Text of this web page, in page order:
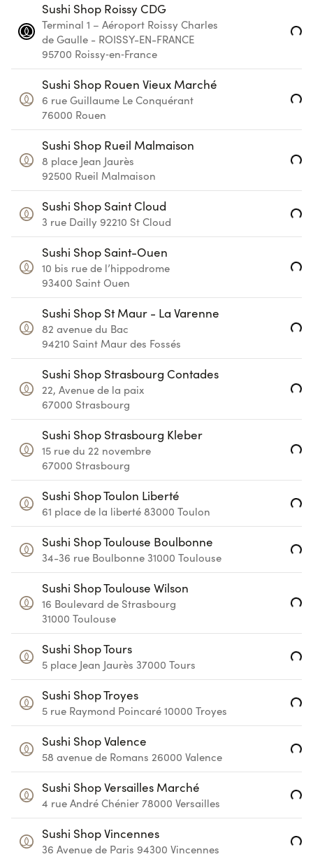
Sushi Shop Roissy CDG
Terminal 1 – Aéroport Roissy Charles
de Gaulle - ROISSY-EN-FRANCE
95700 Roissy‑en‑France Loading...
Sushi Shop Rouen Vieux Marché
6 rue Guillaume Le Conquérant
76000 Rouen Loading...
Sushi Shop Rueil Malmaison
8 place Jean Jaurès
92500 Rueil Malmaison Loading...
Sushi Shop Saint Cloud
3 rue Dailly 92210 St Cloud Loading...
Sushi Shop Saint-Ouen
10 bis rue de l’hippodrome
93400 Saint Ouen Loading...
Sushi Shop St Maur - La Varenne
82 avenue du Bac
94210 Saint Maur des Fossés Loading...
Sushi Shop Strasbourg Contades
22, Avenue de la paix
67000 Strasbourg Loading...
Sushi Shop Strasbourg Kleber
15 rue du 22 novembre
67000 Strasbourg Loading...
Sushi Shop Toulon Liberté
61 place de la liberté 83000 Toulon Loading...
Sushi Shop Toulouse Boulbonne
34-36 rue Boulbonne 31000 Toulouse Loading...
Sushi Shop Toulouse Wilson
16 Boulevard de Strasbourg
31000 Toulouse Loading...
Sushi Shop Tours
5 place Jean Jaurès 37000 Tours Loading...
Sushi Shop Troyes
5 rue Raymond Poincaré 10000 Troyes Loading...
Sushi Shop Valence
58 avenue de Romans 26000 Valence Loading...
Sushi Shop Versailles Marché
4 rue André Chénier 78000 Versailles Loading...
Sushi Shop Vincennes
36 Avenue de Paris 94300 Vincennes Loading...